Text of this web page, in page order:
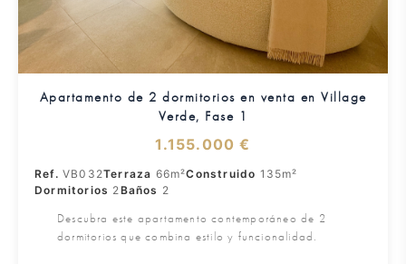
Apartamento de 2 dormitorios en venta en Village
Verde, Fase 1
1.155.000 €
Ref. VB032Terraza 66m²Construido 135m²
Dormitorios 2Baños 2
Descubra este apartamento contemporáneo de 2
dormitorios que combina estilo y funcionalidad.